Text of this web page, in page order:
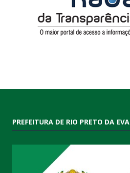
PREFEITURA DE RIO PRETO DA EVA